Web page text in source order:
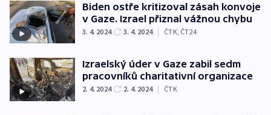
Biden ostře kritizoval zásah konvoje
v Gaze. Izrael přiznal vážnou chybu
3. 4. 2024 3. 4. 2024 | ČTK ČT24
Izraelský úder v Gaze zabil sedm
pracovníků charitativní organizace
2. 4. 2024 2. 4. 2024 | ČTK